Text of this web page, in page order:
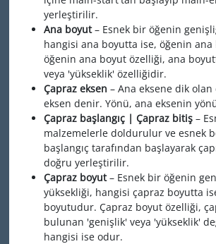
yerleştirilir.
Ana boyut– Esnek bir öğenin
hangisi ana boyutta ise, öğenin
öğenin ana boyut özelliği, ana
veya 'yükseklik' özelliğidir.
Çapraz eksen – Ana eksene dik olan
eksen denir. Yönü, ana eksenin
Çapraz başlangıç | Çapraz bitiş –
malzemelerle doldurulur ve esnek
başlangıç tarafından başlayarak
doğru yerleştirilir.
Çapraz boyut– Esnek bir öğenin
yüksekliği, hangisi çapraz boyutta
boyutudur. Çapraz boyut özelliği,
bulunan 'genişlik' veya 'yükseklik'
hangisi ise odur.